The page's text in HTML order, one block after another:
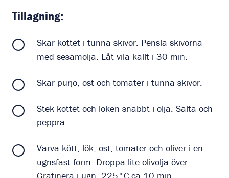
Tillagning:
Skär köttet i tunna skivor. Pensla skivorna
med sesamolja. Låt vila kallt i 30 min.
Skär purjo, ost och tomater i tunna skivor.
Stek köttet och löken snabbt i olja. Salta och
peppra.
Varva kött, lök, ost, tomater och oliver i en
ugnsfast form. Droppa lite olivolja över.